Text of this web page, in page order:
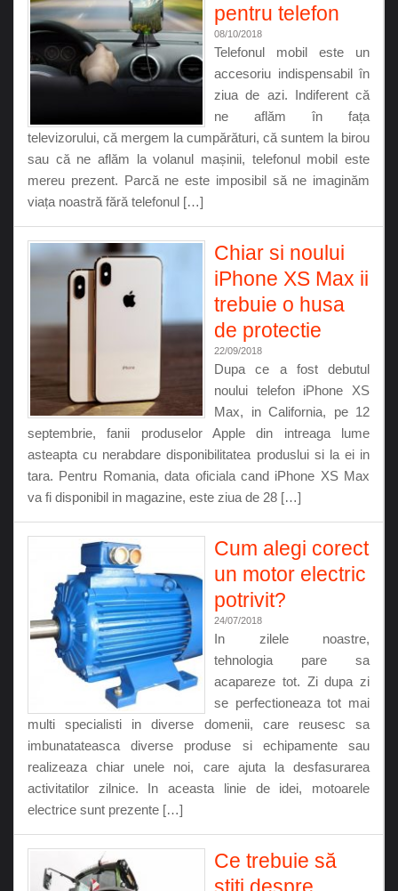
pentru telefon
08/10/2018
Telefonul mobil este un
accesoriu indispensabil în
ziua de azi. Indiferent că
ne aflăm în fața
televizorului, că mergem la cumpărături, că suntem la birou
sau că ne aflăm la volanul mașinii, telefonul mobil este
mereu prezent. Parcă ne este imposibil să ne imaginăm
viața noastră fără telefonul […]
Chiar si noului
iPhone XS Max ii
trebuie o husa
de protectie
22/09/2018
Dupa ce a fost debutul
noului telefon iPhone XS
Max, in California, pe 12
septembrie, fanii produselor Apple din intreaga lume
asteapta cu nerabdare disponibilitatea produslui si la ei in
tara. Pentru Romania, data oficiala cand iPhone XS Max
va fi disponibil in magazine, este ziua de 28 […]
Cum alegi corect
un motor electric
potrivit?
24/07/2018
In zilele noastre,
tehnologia pare sa
acapareze tot. Zi dupa zi
se perfectioneaza tot mai
multi specialisti in diverse domenii, care reusesc sa
imbunatateasca diverse produse si echipamente sau
realizeaza chiar unele noi, care ajuta la desfasurarea
activitatilor zilnice. In aceasta linie de idei, motoarele
electrice sunt prezente […]
Ce trebuie să